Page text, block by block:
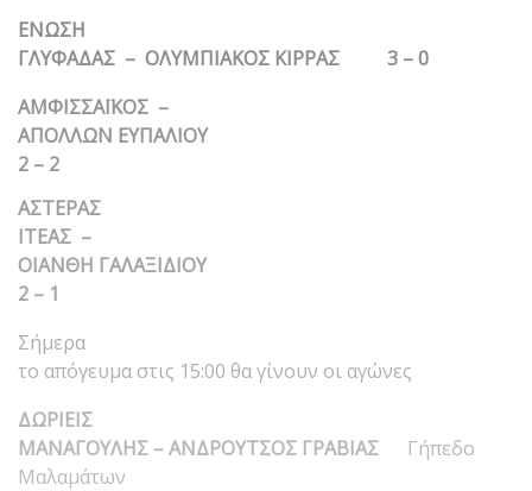
ΕΝΩΣΗ
ΓΛΥΦΑΔΑΣ – ΟΛΥΜΠΙΑΚΟΣ ΚΙΡΡΑΣ 3 – 0
ΑΜΦΙΣΣΑΪΚΟΣ –
ΑΠΟΛΛΩΝ ΕΥΠΑΛΙΟΥ
2 – 2
ΑΣΤΕΡΑΣ
ΙΤΕΑΣ –
ΟΙΑΝΘΗ ΓΑΛΑΞΙΔΙΟΥ
2 – 1
Σήμερα
το απόγευμα στις 15:00 θα γίνουν οι αγώνες
ΔΩΡΙΕΙΣ
ΜΑΝΑΓΟΥΛΗΣ – ΑΝΔΡΟΥΤΣΟΣ ΓΡΑΒΙΑΣ Γήπεδο
Μαλαμάτων